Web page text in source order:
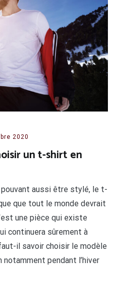
2020
un t-shirt en
aussi être stylé, le t-
que tout le monde devrait
une pièce qui existe
continuera sûrement à
il savoir choisir le modèle
notamment pendant l’hiver